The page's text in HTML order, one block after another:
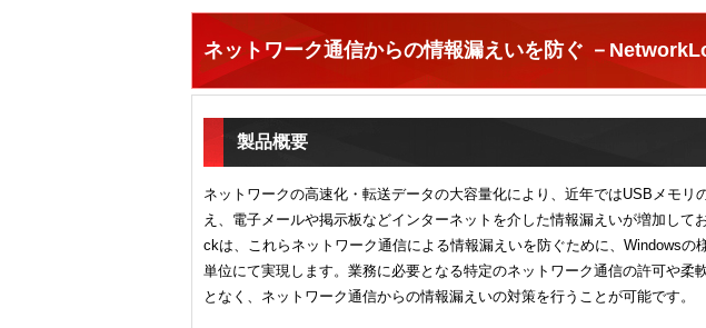
ネットワーク通信からの情報漏えいを防ぐ －
製品概要
ネットワークの高速化・転送データの大容量化により、近年ではUSBメモ
え、電子メールや掲示板などインターネットを介した情報漏えいが増加し
ckは、これらネットワーク通信による情報漏えいを防ぐために、Windowsの
単位にて実現します。業務に必要となる特定のネットワーク通信の許可や柔
となく、ネットワーク通信からの情報漏えいの対策を行うことが可能です。